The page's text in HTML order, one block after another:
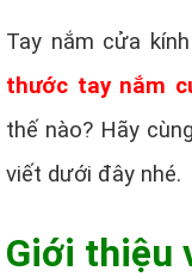
Tay nắm cửa
thước tay nắm
thế nào? Hãy
viết dưới đây nhé.
Giới thiệu